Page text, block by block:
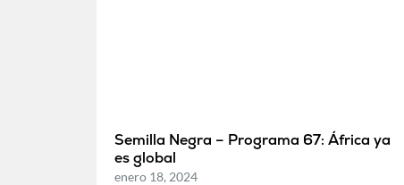
Semilla Negra – Programa 67: África ya
es global
enero 18, 2024